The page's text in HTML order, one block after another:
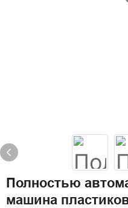
Полностью
машина